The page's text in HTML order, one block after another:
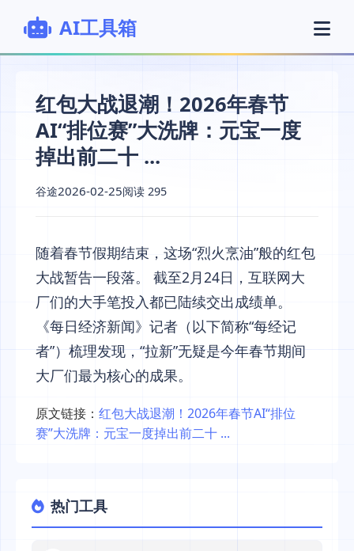
AI工具箱
红包大战退潮！2026年春节
AI“排位赛”大洗牌：元宝一度
掉出前二十 ...
谷途2026-02-25阅读 295
随着春节假期结束，这场“烈火烹油”般的红包
大战暂告一段落。 截至2月24日，互联网大
厂们的大手笔投入都已陆续交出成绩单。
《每日经济新闻》记者（以下简称“每经记
者”）梳理发现，“拉新”无疑是今年春节期间
大厂们最为核心的成果。
原文链接： 红包大战退潮！2026年春节AI“排位
赛”大洗牌：元宝一度掉出前二十 ...
热门工具